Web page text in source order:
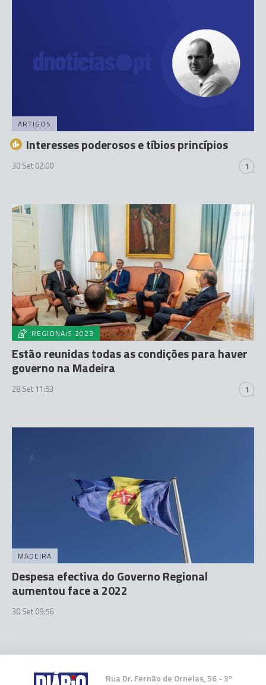
ARTIGOS
Interesses poderosos e tíbios princípios
30 Set 02:00 1
REGIONAIS 2023
Estão reunidas todas as condições para haver
governo na Madeira
28 Set 11:53 1
MADEIRA
Despesa efectiva do Governo Regional
aumentou face a 2022
30 Set 09:56
Rua Dr. Fernão de Ornelas, 56 - 3º